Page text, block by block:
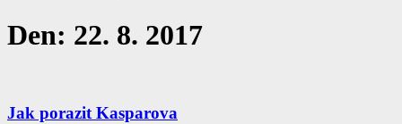
Den: 22. 8. 2017
Jak porazit Kasparova